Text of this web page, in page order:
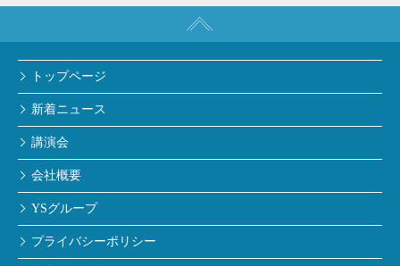
トップページ
新着ニュース
講演会
会社概要
YSグループ
プライバシーポリシー